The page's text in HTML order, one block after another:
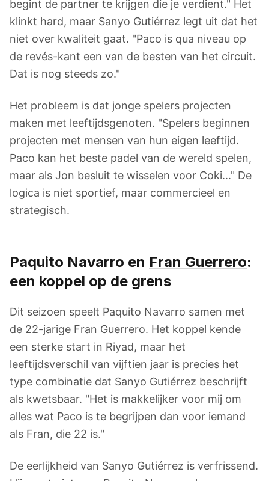
begint de partner te krijgen die je verdient." Het
klinkt hard, maar Sanyo Gutiérrez legt uit dat het
niet over kwaliteit gaat. "Paco is qua niveau op
de revés-kant een van de besten van het circuit.
Dat is nog steeds zo."
Het probleem is dat jonge spelers projecten
maken met leeftijdsgenoten. "Spelers beginnen
projecten met mensen van hun eigen leeftijd.
Paco kan het beste padel van de wereld spelen,
maar als Jon besluit te wisselen voor Coki..." De
logica is niet sportief, maar commercieel en
strategisch.
Paquito Navarro en Fran Guerrero:
een koppel op de grens
Dit seizoen speelt Paquito Navarro samen met
de 22-jarige Fran Guerrero. Het koppel kende
een sterke start in Riyad, maar het
leeftijdsverschil van vijftien jaar is precies het
type combinatie dat Sanyo Gutiérrez beschrijft
als kwetsbaar. "Het is makkelijker voor mij om
alles wat Paco is te begrijpen dan voor iemand
als Fran, die 22 is."
De eerlijkheid van Sanyo Gutiérrez is verfrissend.